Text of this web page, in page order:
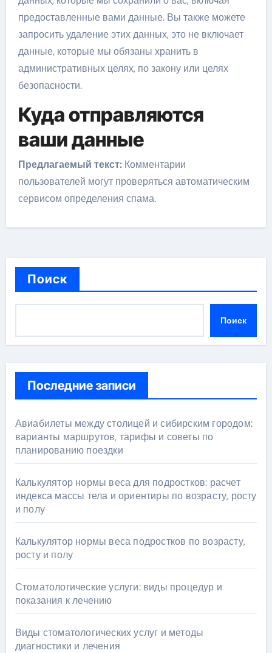
предоставленные вами данные. Вы также можете
запросить удаление этих данных, это не включает
данные, которые мы обязаны хранить в
административных целях, по закону или целях
безопасности.
Куда отправляются
ваши данные
Предлагаемый текст: Комментарии
пользователей могут проверяться автоматическим
сервисом определения спама.
Поиск
Поиск
Последние записи
Авиабилеты между столицей и сибирским городом:
варианты маршрутов, тарифы и советы по
планированию поездки
Калькулятор нормы веса для подростков: расчет
индекса массы тела и ориентиры по возрасту, росту
и полу
Калькулятор нормы веса подростков по возрасту,
росту и полу
Стоматологические услуги: виды процедур и
показания к лечению
Виды стоматологических услуг и методы
диагностики и лечения